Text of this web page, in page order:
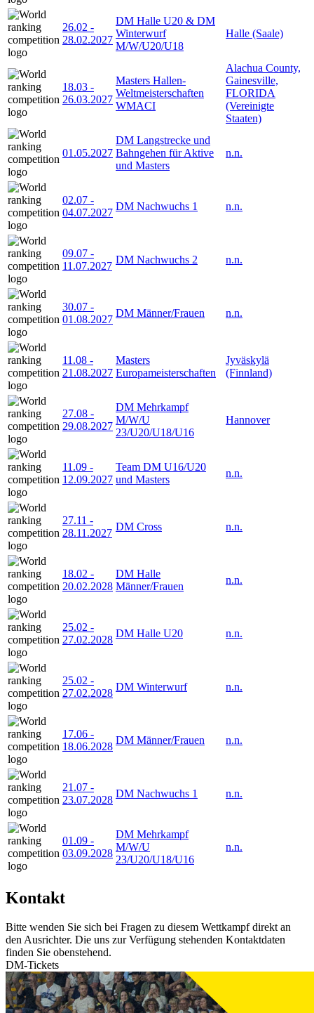
26.02 -
28.02.2027
DM Halle U20 & DM
Winterwurf
M/W/U20/U18
Halle (Saale)
18.03 -
26.03.2027
Masters Hallen-
Weltmeisterschaften
WMACI
Alachua County,
Gainesville,
FLORIDA
(Vereinigte
Staaten)
01.05.2027
DM Langstrecke und
Bahngehen für Aktive
und Masters
n.n.
02.07 -
04.07.2027
DM Nachwuchs 1 n.n.
09.07 -
11.07.2027
DM Nachwuchs 2 n.n.
30.07 -
01.08.2027
DM Männer/Frauen n.n.
11.08 -
21.08.2027
Masters
Europameisterschaften
Jyväskylä
(Finnland)
27.08 -
29.08.2027
DM Mehrkampf
M/W/U
23/U20/U18/U16
Hannover
11.09 -
12.09.2027
Team DM U16/U20
und Masters
n.n.
27.11 -
28.11.2027
DM Cross n.n.
18.02 -
20.02.2028
DM Halle
Männer/Frauen
n.n.
25.02 -
27.02.2028
DM Halle U20 n.n.
25.02 -
27.02.2028
DM Winterwurf n.n.
17.06 -
18.06.2028
DM Männer/Frauen n.n.
21.07 -
23.07.2028
DM Nachwuchs 1 n.n.
01.09 -
03.09.2028
DM Mehrkampf
M/W/U
23/U20/U18/U16
n.n.
Kontakt
Bitte wenden Sie sich bei Fragen zu diesem Wettkampf direkt an
den Ausrichter. Die uns zur Verfügung stehenden Kontaktdaten
finden Sie obenstehend.
DM-Tickets